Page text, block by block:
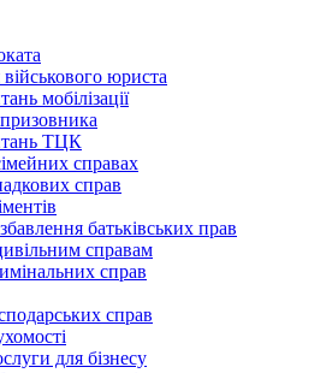
військового юриста
мобілізації
ТЦК
справах
справ
батьківських прав
справам
справ
справ
для бізнесу